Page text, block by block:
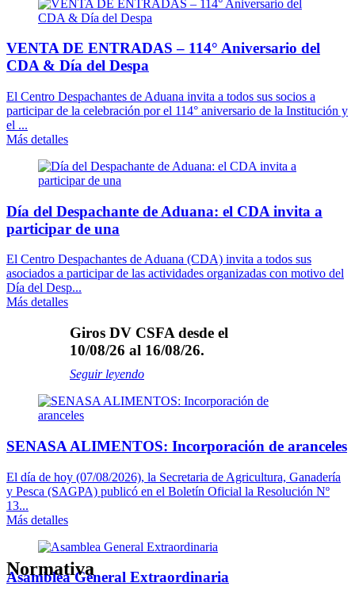
VENTA DE ENTRADAS – 114° Aniversario del
CDA & Día del Despa
El Centro Despachantes de Aduana invita a todos sus socios a
participar de la celebración por el 114° aniversario de la Institución y
el ...
Más detalles
Día del Despachante de Aduana: el CDA invita a
participar de una
El Centro Despachantes de Aduana (CDA) invita a todos sus
asociados a participar de las actividades organizadas con motivo del
Día del Desp...
Más detalles
Giros DV CSFA desde el
10/08/26 al 16/08/26.
Seguir leyendo
SENASA ALIMENTOS: Incorporación de aranceles
El día de hoy (07/08/2026), la Secretaria de Agricultura, Ganadería
y Pesca (SAGPA) publicó en el Boletín Oficial la Resolución Nº
13...
Más detalles
Asamblea General Extraordinaria
Normativa